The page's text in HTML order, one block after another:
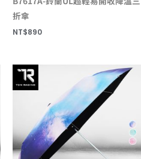
折傘
NT$890